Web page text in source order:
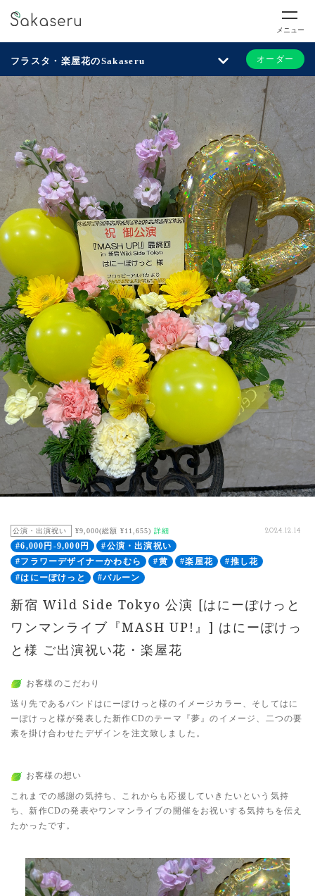
メニュー
フラスタ・楽屋花のSakaseru オーダー
公演・出演祝い ¥9,000(総額 ¥11,655) 詳細 2024.12.14
#6,000円-9,000円
#公演・出演祝い
#フラワーデザイナーかわむら
#黄 #楽屋花
#推し花
#はにーぽけっと
#バルーン
新宿 Wild Side Tokyo 公演 [はにーぽけっと
ワンマンライブ『MASH UP!』] はにーぽけっ
と様 ご出演祝い花・楽屋花
お客様のこだわり
送り先であるバンドはにーぽけっと様のイメージカラー、そしてはに
ーぽけっと様が発表した新作CDのテーマ『夢』のイメージ、二つの要
素を掛け合わせたデザインを注文致しました。
お客様の想い
これまでの感謝の気持ち、これからも応援していきたいという気持
ち、新作CDの発表やワンマンライブの開催をお祝いする気持ちを伝え
たかったです。